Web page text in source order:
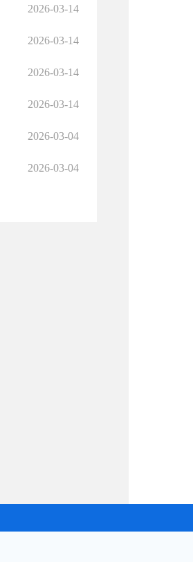
2026-03-14
2026-03-14
2026-03-14
2026-03-14
2026-03-04
2026-03-04